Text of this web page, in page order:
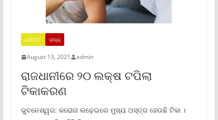
LATEST ରାଜ୍ୟ
August 13, 2021 admin
ରାଜଧାନୀରେ ୨୦ ଲକ୍ଷ ଟପିଲା
ଟିକାକରଣ
ଭୁବନେଶ୍ୱର: କରୋନା ଲଢ଼େଇରେ ମୁଖ୍ୟ ଅସ୍ତ୍ର ହେଉଛି ଟିକା ।